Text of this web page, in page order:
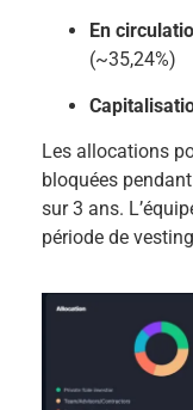
En
(~35,24%)
Les allocations
bloquées
sur 3 ans.
période de